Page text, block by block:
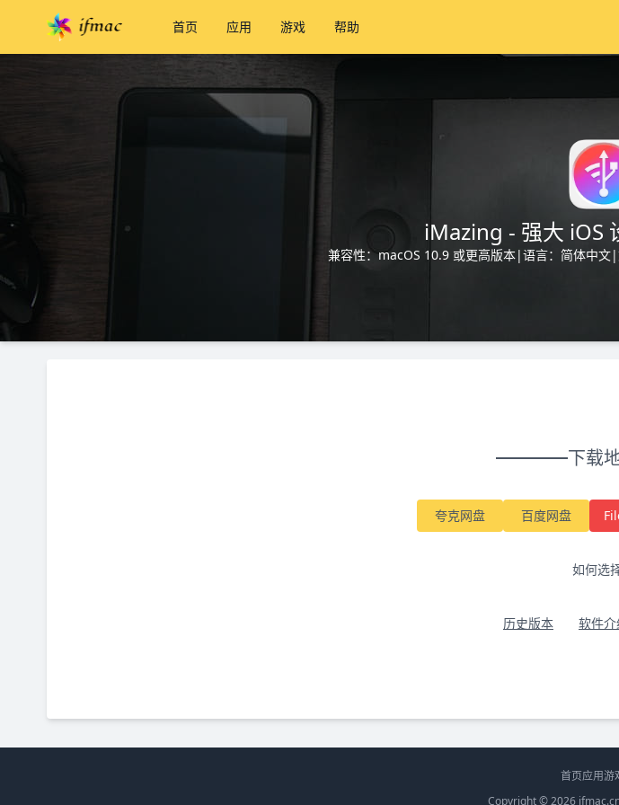
首页 应用 游戏 帮助
iMazing - 强大 iOS
兼容性：macOS 10.9 或更高版本|语言：简体中文|
下载
夸克网盘 百度网盘
如何选
历史版本 软件介
首页应用游
Copyright © 2026